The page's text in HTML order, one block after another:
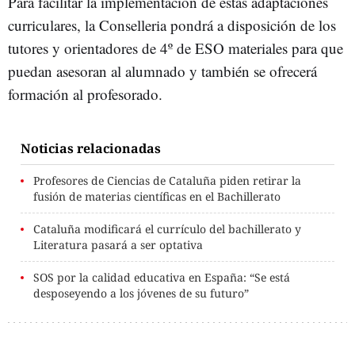
curriculares, la Conselleria pondrá a disposición de los
tutores y orientadores de 4º de ESO materiales para que
puedan asesoran al alumnado y también se ofrecerá
formación al profesorado.
Noticias relacionadas
Profesores de Ciencias de Cataluña piden retirar la
fusión de materias científicas en el Bachillerato
Cataluña modificará el currículo del bachillerato y
Literatura pasará a ser optativa
SOS por la calidad educativa en España: “Se está
desposeyendo a los jóvenes de su futuro”